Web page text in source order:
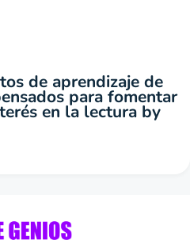
de aprendizaje de
para fomentar
en la lectura by